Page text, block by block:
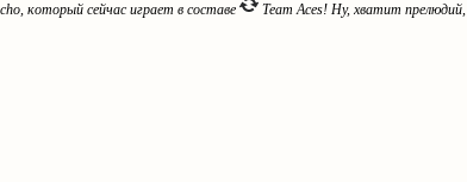
который сейчас играет в составе
Team Aces! Ну, хватит прелюдий,